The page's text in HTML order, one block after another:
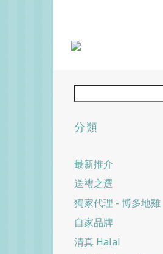
分類
最新推介
送禮之選
獨家代理 - 博多地雞
自家品牌
清真 Halal